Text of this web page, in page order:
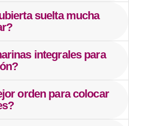
suelta mucha
integrales para
orden para colocar